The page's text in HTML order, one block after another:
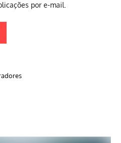
por e-mail.